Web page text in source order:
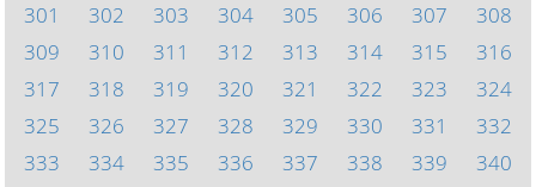
301
302 303 304 305 306 307
308
309
310 311 312 313 314 315
316
317
318 319 320 321 322 323
324
325
326 327 328 329 330 331
332
333
334 335 336 337 338 339
340